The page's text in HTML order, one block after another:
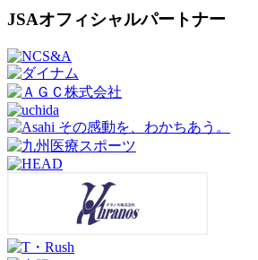
JSAオフィシャルパートナー